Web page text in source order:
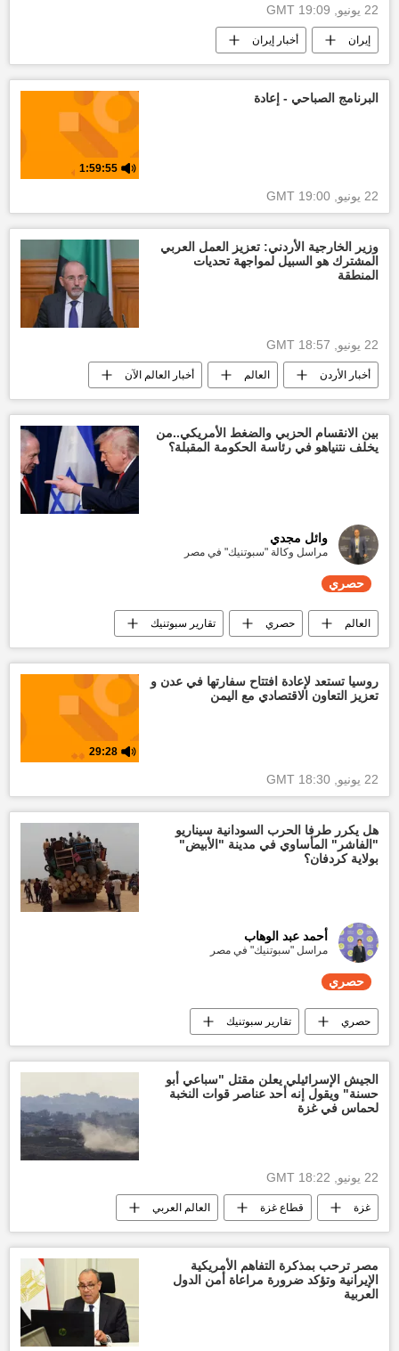
22 يونيو, 19:09 GMT
إيران أخبار إيران
الولايات المتحدة الأمريكية أخبار لبنان
لبنان أخبار العالم الآن
البرنامج الصباحي - إعادة
1:59:55
22 يونيو, 19:00 GMT
وزير الخارجية الأردني: تعزيز العمل العربي
المشترك هو السبيل لمواجهة تحديات
المنطقة
22 يونيو, 18:57 GMT
أخبار الأردن العالم أخبار العالم الآن
العالم العربي
بين الانقسام الحزبي والضغط الأمريكي..من
يخلف نتنياهو في رئاسة الحكومة المقبلة؟
وائل مجدي
مراسل وكالة "سبوتنيك" في مصر
حصري
العالم حصري تقارير سبوتنيك
إسرائيل الولايات المتحدة الأمريكية
الكنيست الإسرائيلي بنيامين نتنياهو
الانتخابات الإسرائيلية
روسيا تستعد لإعادة افتتاح سفارتها في عدن و
تعزيز التعاون الاقتصادي مع اليمن
29:28
22 يونيو, 18:30 GMT
هل يكرر طرفا الحرب السودانية سيناريو
"الفاشر" المأساوي في مدينة "الأبيض"
بولاية كردفان؟
أحمد عبد الوهاب
مراسل "سبوتنيك" في مصر
حصري
حصري تقارير سبوتنيك
المجلس السيادي في السودان
قوات الدعم السريع السودانية العالم العربي
العالم
‏الجيش الإسرائيلي يعلن مقتل "سباعي أبو
حسنة" ويقول إنه أحد عناصر قوات النخبة
لحماس في غزة
22 يونيو, 18:22 GMT
غزة قطاع غزة العالم العربي
العالم
مصر ترحب بمذكرة التفاهم الأمريكية
الإيرانية وتؤكد ضرورة مراعاة أمن الدول
العربية